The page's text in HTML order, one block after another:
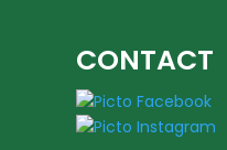
CONTACT